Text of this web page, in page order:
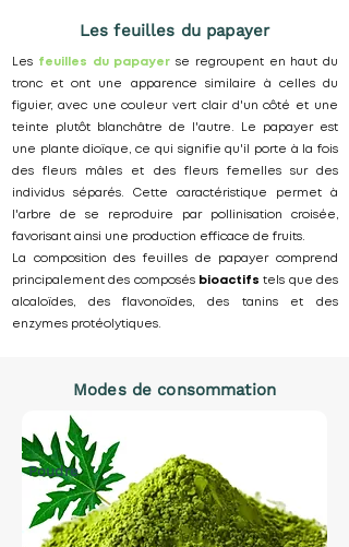
Les feuilles du papayer
Les feuilles du papayer se regroupent en haut du
tronc et ont une apparence similaire à celles du
figuier, avec une couleur vert clair d'un côté et une
teinte plutôt blanchâtre de l'autre. Le papayer est
une plante dioïque, ce qui signifie qu'il porte à la fois
des fleurs mâles et des fleurs femelles sur des
individus séparés. Cette caractéristique permet à
l'arbre de se reproduire par pollinisation croisée,
favorisant ainsi une production efficace de fruits.
La composition des feuilles de papayer comprend
principalement des composés bioactifstels que des
alcaloïdes, des flavonoïdes, des tanins et des
enzymes protéolytiques.
Modes de consommation
Poudre